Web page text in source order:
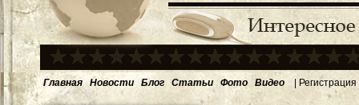
Главная Новости Блог Статьи Фото Видео | Регистрация